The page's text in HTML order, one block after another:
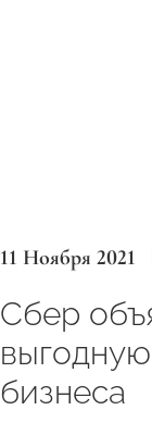
11 Ноября 2021
Сбер
бизнеса